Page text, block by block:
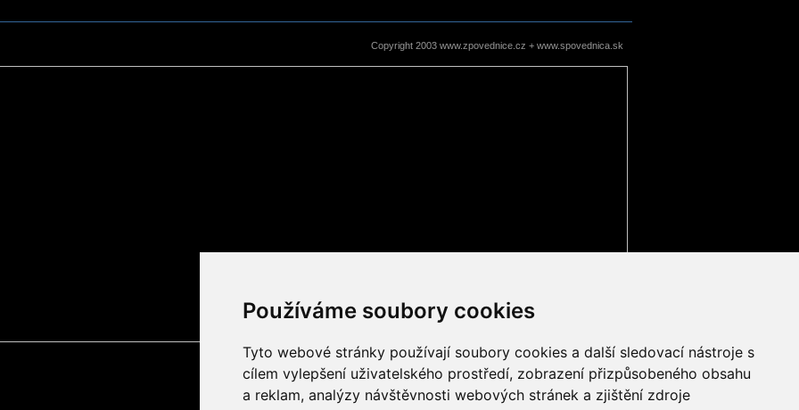
Používáme soubory cookies
Tyto webové stránky používají soubory cookies a další sledovací nástroje s
cílem vylepšení uživatelského prostředí, zobrazení přizpůsobeného obsahu
a reklam, analýzy návštěvnosti webových stránek a zjištění zdroje
Copyright 2003 www.zpovednice.cz + www.spovednica.sk